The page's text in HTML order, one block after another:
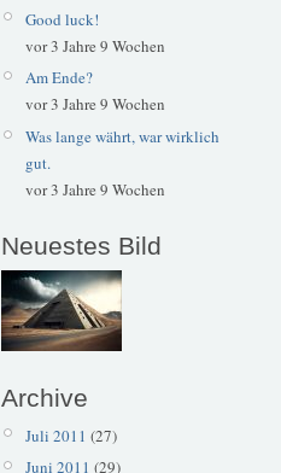
Good luck!
vor 3 Jahre 9 Wochen
Am Ende?
vor 3 Jahre 9 Wochen
Was lange währt, war wirklich
gut.
vor 3 Jahre 9 Wochen
Neuestes Bild
Archive
Juli 2011 (27)
Juni 2011 (29)